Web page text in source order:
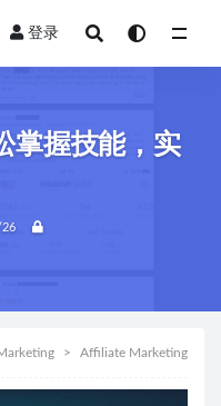
登录
掌握技能，实
Affiliate Marketing